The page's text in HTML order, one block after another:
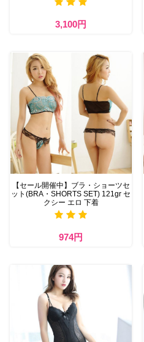
3,100円
【セール開催中】ブラ・ショーツセ
ット(BRA・SHORTS SET) 121gr セ
クシー エロ 下着
974円